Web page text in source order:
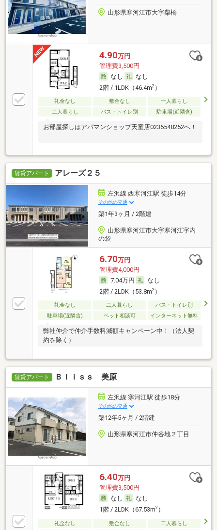
山形県寒河江市大字柴橋
4.90万円
管理費3,500円
なし
なし
2階 / 1LDK（46.4m2）
礼金なし 敷金なし
一人暮らし
二人暮らし
バス・トイレ別 駐車場(近隣含)
お部屋探しはアパマンショップ天童店0236548252へ！
賃貸アパート アレーズ２５
左沢線 西寒河江駅 徒歩14分
その他の交通
築1年3ヶ月 / 2階建
山形県寒河江市大字寒河江字内
の袋
6.70万円
管理費4,000円
7.04万円
なし
2階 / 2LDK（53.8m2）
礼金なし 二人暮らし
バス・トイレ別
駐車場(近隣含)
ペット相談可 インターネット無料
弊社仲介で仲介手数料減額キャンペーン中！（法人契
約を除く）
賃貸アパート Ｂｌｉｓｓ 美原
左沢線 寒河江駅 徒歩18分
その他の交通
築12年5ヶ月 / 2階建
山形県寒河江市仲谷地２丁目
6.40万円
管理費3,500円
なし
なし
1階 / 2LDK（67.53m2）
礼金なし 敷金なし
二人暮らし